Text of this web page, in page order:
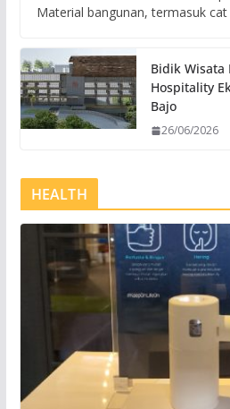
Material bangunan, termasuk cat
Bidik Wisata
Hospitality
Bajo
26/06/2026
HEALTH